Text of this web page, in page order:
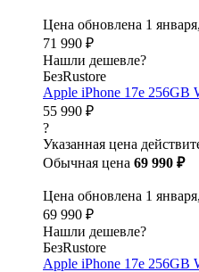
Цена обновлена 1
71 990 ₽
Нашли дешевле?
БезRustore
Apple iPhone 17e 256GB
55 990 ₽
?
Указанная цена
Обычная цена 69 990 ₽
Цена обновлена 1
69 990 ₽
Нашли дешевле?
БезRustore
Apple iPhone 17e 256GB